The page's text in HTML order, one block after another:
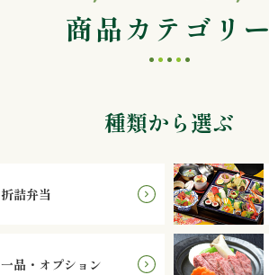
商品カテゴリー
種類から選ぶ
折詰弁当
一品・オプション